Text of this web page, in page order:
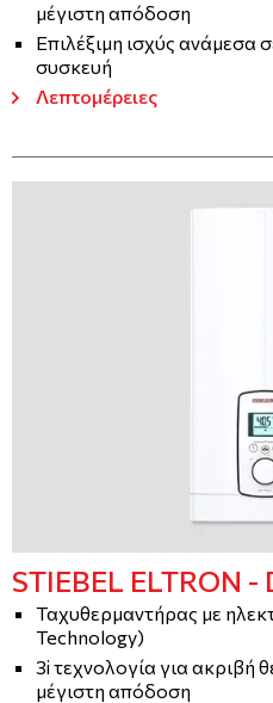
μέγιστη απόδοση
Επιλέξιμη ισχύς ανάμεσα
συσκευή
Λεπτομέρειες
STIEBEL ELTRON -
Ταχυθερμαντήρας με
Technology)
3i τεχνολογία για ακριβή
μέγιστη απόδοση